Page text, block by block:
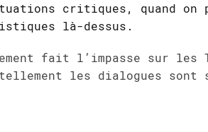
critiques, quand on
là-dessus.
fait l’impasse sur
les dialogues sont